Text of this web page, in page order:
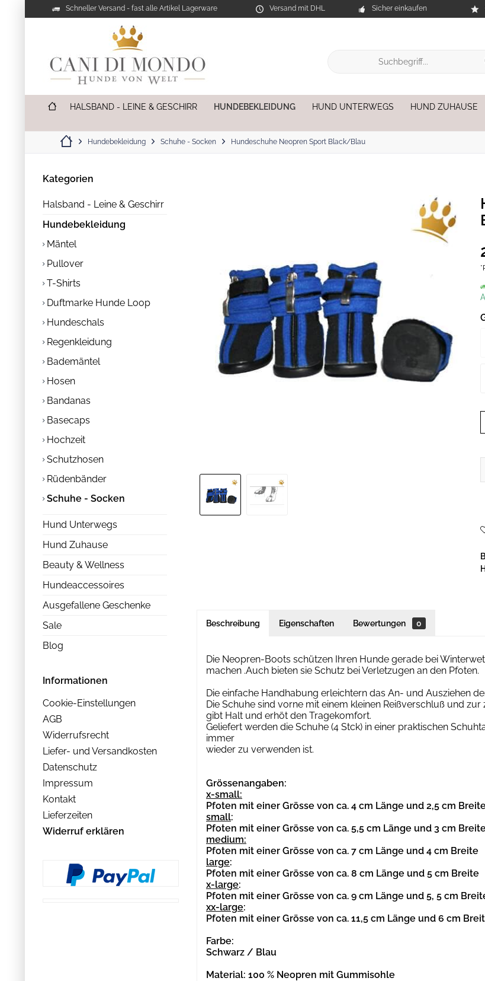
Schneller Versand - fast alle Artikel Lagerware Versand mit DHL Sicher einkaufen
HALSBAND - LEINE & GESCHIRR HUNDEBEKLEIDUNG HUND UNTERWEGS HUND ZUHAUSE
Hundebekleidung Schuhe - Socken Hundeschuhe Neopren Sport Black/Blau
Kategorien
Halsband - Leine & Geschirr
Hundebekleidung
Mäntel
Pullover
T-Shirts
Duftmarke Hunde Loop
Hundeschals
Regenkleidung
Bademäntel
Hosen
Bandanas
Basecaps
Hochzeit
Schutzhosen
Rüdenbänder
Schuhe - Socken
Hund Unterwegs
Hund Zuhause
Beauty & Wellness
Hundeaccessoires
Ausgefallene Geschenke
Sale
Blog
Informationen
Cookie-Einstellungen
AGB
Widerrufsrecht
Liefer- und Versandkosten
Datenschutz
Impressum
Kontakt
Lieferzeiten
Widerruf erklären
Beschreibung Eigenschaften Bewertungen 0
Die Neopren-Boots schützen Ihren Hunde gerade bei
machen .Auch bieten sie Schutz bei Verletzugen an den Pfoten.
Die einfache Handhabung erleichtern das An- und Ausziehen
Die Schuhe sind vorne mit einem kleinen Reißverschluß und
gibt Halt und erhöt den Tragekomfort.
Geliefert werden die Schuhe (4 Stck) in einer praktischen
immer
wieder zu verwenden ist.
Grössenangaben:
x-small:
Pfoten mit einer Grösse von ca. 4 cm Länge und 2,5 cm
small:
Pfoten mit einer Grösse von ca. 5,5 cm Länge und 3 cm
medium:
Pfoten mit einer Grösse von ca. 7 cm Länge und 4 cm Breite
large:
Pfoten mit einer Grösse von ca. 8 cm Länge und 5 cm Breite
x-large:
Pfoten mit einer Grösse von ca. 9 cm Länge und 5, 5 cm
xx-large:
Pfoten mit einer Grösse von ca. 11,5 cm Länge und 6 cm
Farbe:
Schwarz / Blau
Material: 100 % Neopren mit Gummisohle